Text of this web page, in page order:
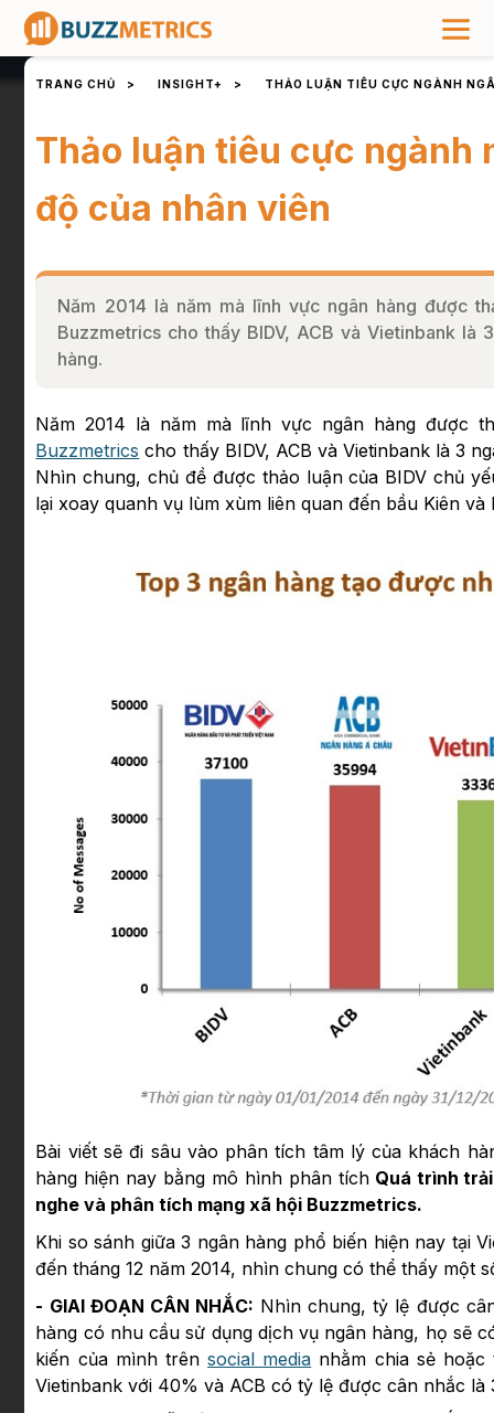
TRANG CHỦ > INSIGHT+ > THẢO LUẬN TIÊU CỰC NGÀNH
Thảo luận tiêu cực ngành
độ của nhân viên
Năm 2014 là năm mà lĩnh vực ngân hàng được
Buzzmetrics cho thấy BIDV, ACB và Vietinbank
hàng.
Năm 2014 là năm mà lĩnh vực ngân hàng được
Buzzmetrics cho thấy BIDV, ACB và Vietinbank là 3
Nhìn chung, chủ đề được thảo luận của BIDV chủ
lại xoay quanh vụ lùm xùm liên quan đến bầu Kiên và
Bài viết sẽ đi sâu vào phân tích tâm lý của khách
hàng hiện nay bằng mô hình phân tíchQuá trình trải
nghe và phân tích mạng xã hội Buzzmetrics.
Khi so sánh giữa 3 ngân hàng phổ biến hiện nay tại
đến tháng 12 năm 2014, nhìn chung có thể thấy một
- GIAI ĐOẠN CÂN NHẮC: Nhìn chung, tỷ lệ được
hàng có nhu cầu sử dụng dịch vụ ngân hàng, họ sẽ
kiến của mình trênsocial media nhằm chia sẻ
Vietinbank với 40% và ACB có tỷ lệ được cân nhắc là